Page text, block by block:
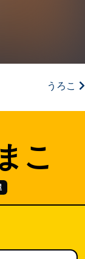
うろこ
こ